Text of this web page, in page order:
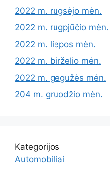
2022 m. rugsėjo mėn.
2022 m. rugpjūčio mėn.
2022 m. liepos mėn.
2022 m. birželio mėn.
2022 m. gegužės mėn.
204 m. gruodžio mėn.
Kategorijos
Automobiliai